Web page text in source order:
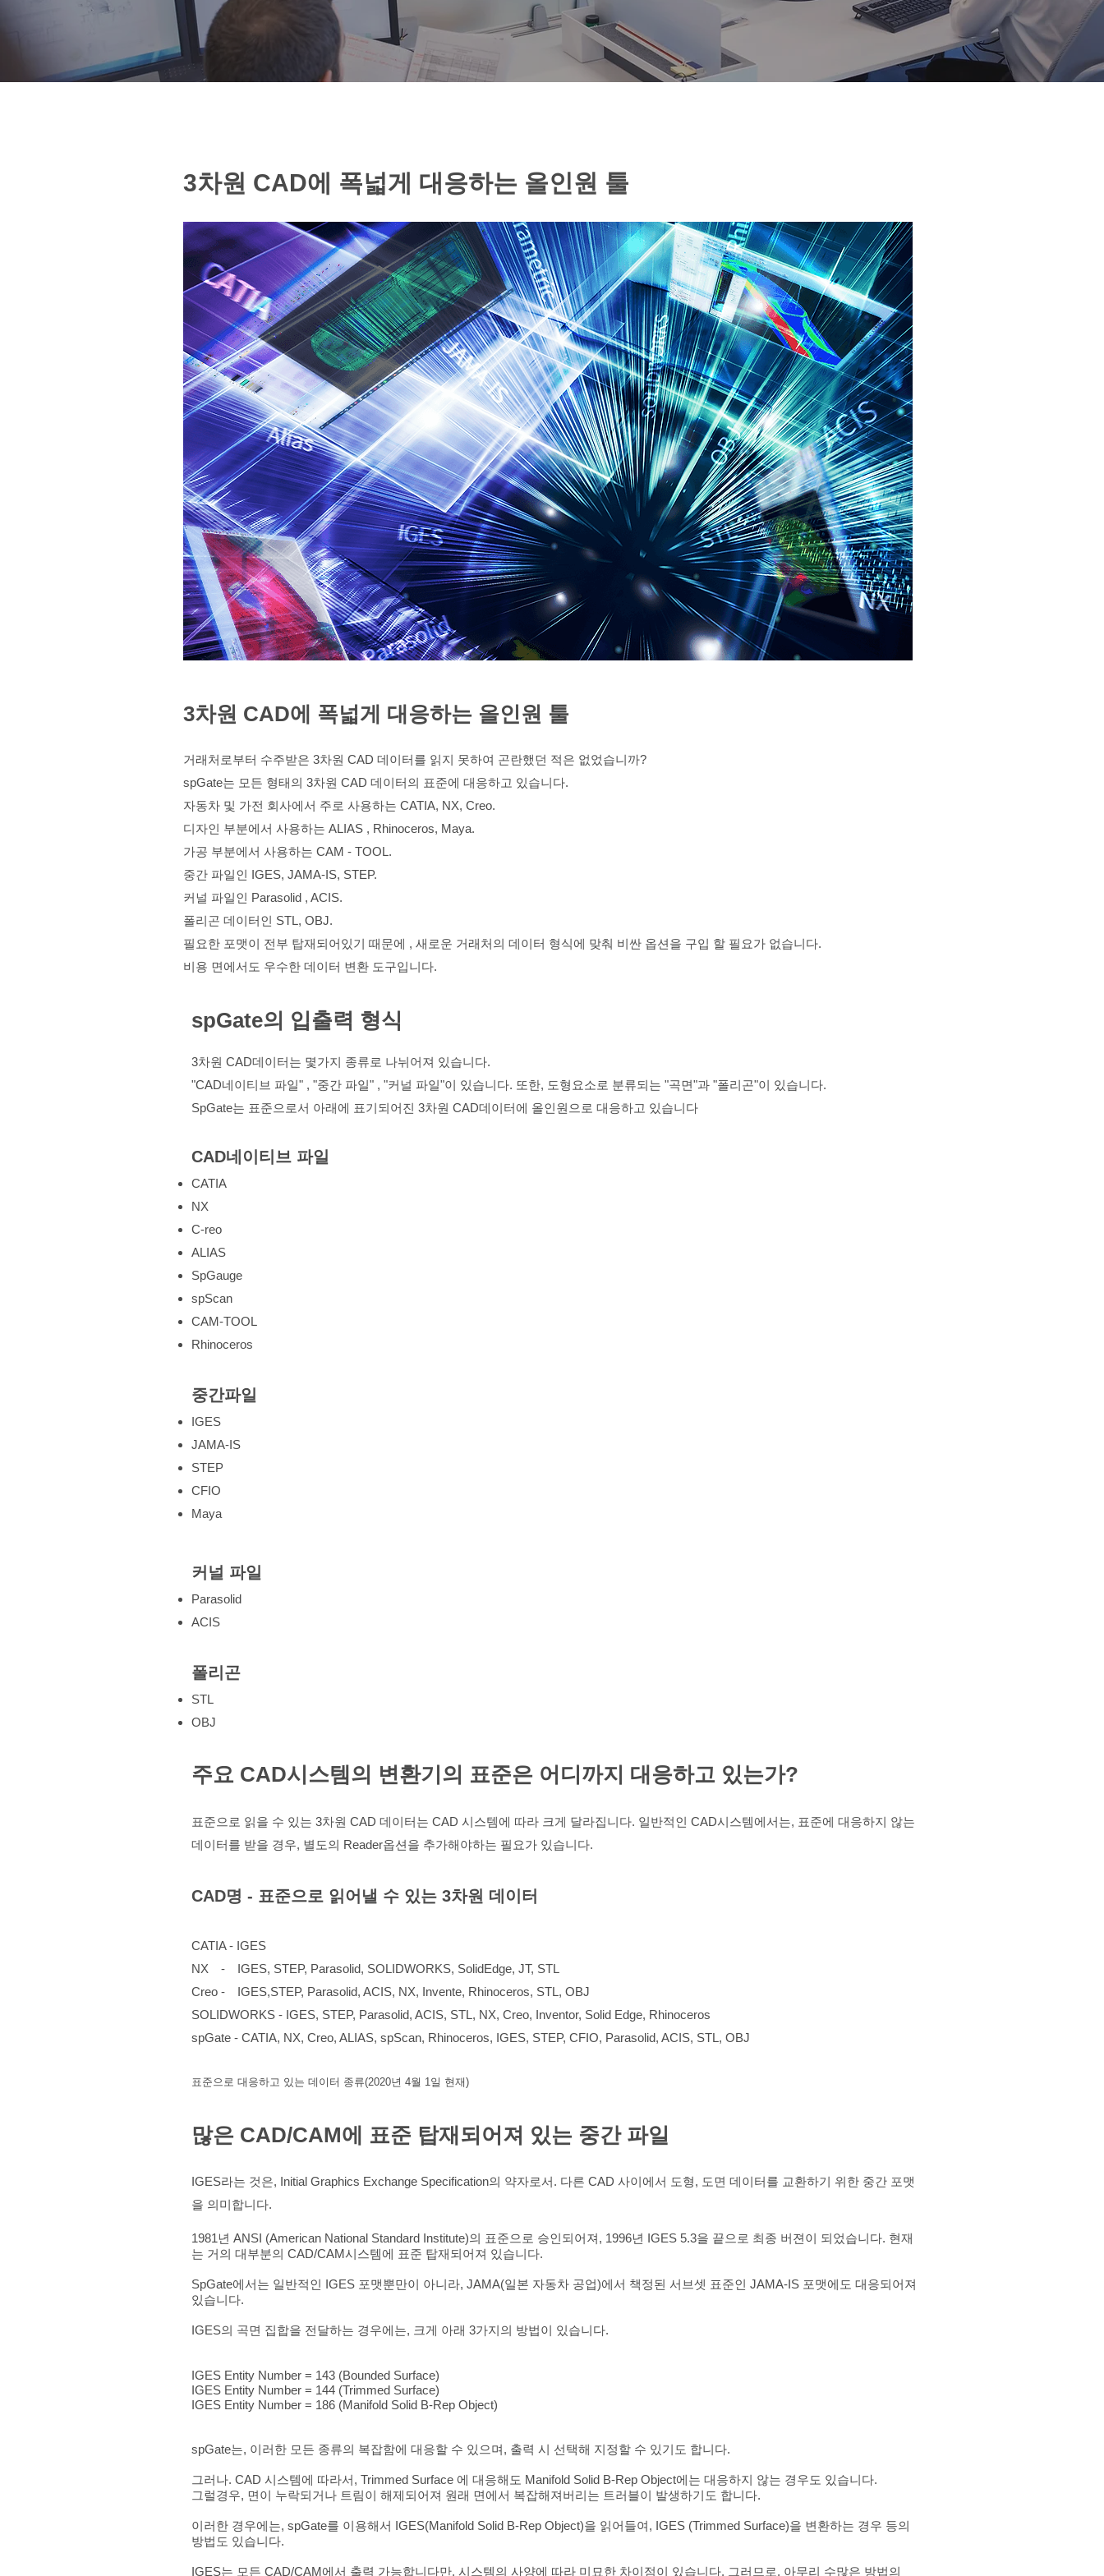
3차원 CAD에 폭넓게 대응하는 올인원 툴
3차원 CAD에 폭넓게 대응하는 올인원 툴
거래처로부터 수주받은 3차원 CAD 데이터를 읽지 못하여 곤란했던 적은 없었습니까?
spGate는 모든 형태의 3차원 CAD 데이터의 표준에 대응하고 있습니다.
자동차 및 가전 회사에서 주로 사용하는 CATIA, NX, Creo.
디자인 부분에서 사용하는 ALIAS , Rhinoceros, Maya.
가공 부분에서 사용하는 CAM - TOOL.
중간 파일인 IGES, JAMA-IS, STEP.
커널 파일인 Parasolid , ACIS.
폴리곤 데이터인 STL, OBJ.
필요한 포맷이 전부 탑재되어있기 때문에 , 새로운 거래처의 데이터 형식에 맞춰 비싼 옵션을 구입 할 필요가 없습니다.
비용 면에서도 우수한 데이터 변환 도구입니다.
spGate의 입출력 형식
3차원 CAD데이터는 몇가지 종류로 나뉘어져 있습니다.
"CAD네이티브 파일" , "중간 파일" , "커널 파일"이 있습니다. 또한, 도형요소로 분류되는 "곡면"과 "폴리곤"이 있습니다.
SpGate는 표준으로서 아래에 표기되어진 3차원 CAD데이터에 올인원으로 대응하고 있습니다
CAD네이티브 파일
CATIA
NX
C-reo
ALIAS
SpGauge
spScan
CAM-TOOL
Rhinoceros
중간파일
IGES
JAMA-IS
STEP
CFIO
Maya
커널 파일
Parasolid
ACIS
폴리곤
STL
OBJ
​주요 CAD시스템의 변환기의 표준은 어디까지 대응하고 있는가?
표준으로 읽을 수 있는 3차원 CAD 데이터는 CAD 시스템에 따라 크게 달라집니다. 일반적인 CAD시스템에서는, 표준에 대응하지 않는
데이터를 받을 경우, 별도의 Reader옵션을 추가해야하는 필요가 있습니다.
CAD명 - 표준으로 읽어낼 수 있는 3차원 데이터
CATIA - IGES
NX ‐ IGES, STEP, Parasolid, SOLIDWORKS, SolidEdge, JT, STL
Creo ‐ IGES,STEP, Parasolid, ACIS, NX, Invente, Rhinoceros, STL, OBJ
SOLIDWORKS - IGES, STEP, Parasolid, ACIS, STL, NX, Creo, Inventor, Solid Edge, Rhinoceros
spGate - CATIA, NX, Creo, ALIAS, spScan, Rhinoceros, IGES, STEP, CFIO, Parasolid, ACIS, STL, OBJ
표준으로 대응하고 있는 데이터 종류(2020년 4월 1일 현재)
​많은 CAD/CAM에 표준 탑재되어져 있는 중간 파일
IGES라는 것은, Initial Graphics Exchange Specification의 약자로서. 다른 CAD 사이에서 도형, 도면 데이터를 교환하기 위한 중간 포맷
을 의미합니다.
1981년 ANSI (American National Standard Institute)의 표준으로 승인되어져, 1996년 IGES 5.3을 끝으로 최종 버젼이 되었습니다. 현재
는 거의 대부분의 CAD/CAM시스템에 표준 탑재되어져 있습니다.
SpGate에서는 일반적인 IGES 포맷뿐만이 아니라, JAMA(일본 자동차 공업)에서 책정된 서브셋 표준인 JAMA-IS 포맷에도 대응되어져
있습니다.
IGES의 곡면 집합을 전달하는 경우에는, 크게 아래 3가지의 방법이 있습니다.
IGES Entity Number = 143 (Bounded Surface)
IGES Entity Number = 144 (Trimmed Surface)
IGES Entity Number = 186 (Manifold Solid B-Rep Object)
spGate는, 이러한 모든 종류의 복잡함에 대응할 수 있으며, 출력 시 선택해 지정할 수 있기도 합니다.
그러나. CAD 시스템에 따라서, Trimmed Surface 에 대응해도 Manifold Solid B-Rep Object에는 대응하지 않는 경우도 있습니다.
그럴경우, 면이 누락되거나 트림이 해제되어져 원래 면에서 복잡해져버리는 트러블이 발생하기도 합니다.
이러한 경우에는, spGate를 이용해서 IGES(Manifold Solid B-Rep Object)을 읽어들여, IGES (Trimmed Surface)을 변환하는 경우 등의
방법도 있습니다.
IGES는 모든 CAD/CAM에서 출력 가능합니다만, 시스템의 사양에 따라 미묘한 차이점이 있습니다. 그러므로, 아무리 수많은 방법의